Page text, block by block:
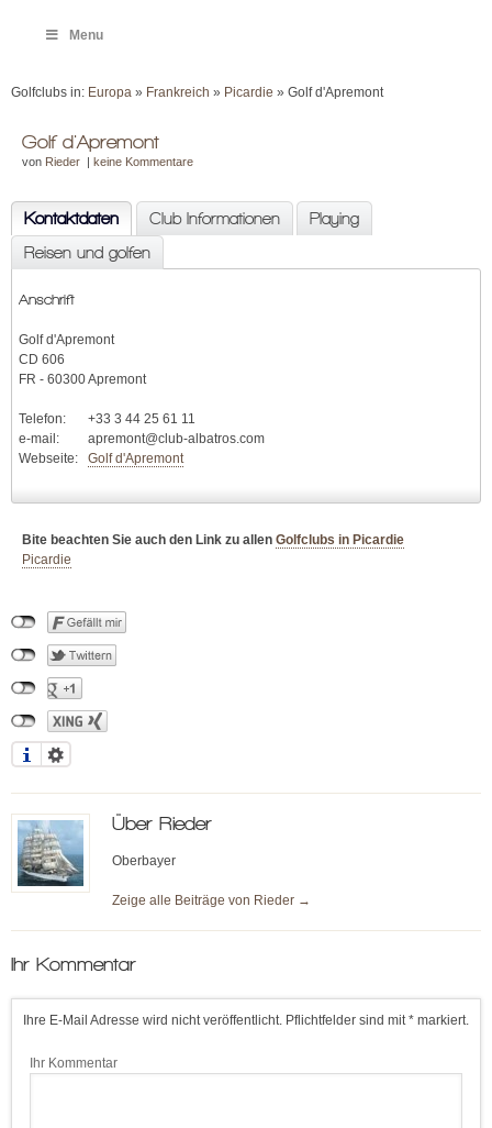
Menu
Golfclubs in: Europa » Frankreich » Picardie » Golf d'Apremont
Golf d'Apremont
von Rieder | keine Kommentare
Kontaktdaten Club Informationen
Playing
Reisen und golfen
Anschrift
Golf d'Apremont
CD 606
FR - 60300 Apremont
Telefon:
+33 3 44 25 61 11
e-mail:
apremont@club-albatros.com
Webseite:
Golf d'Apremont
Bite beachten Sie auch den Link zu allen Golfclubs in Picardie
Picardie
Über Rieder
Oberbayer
Zeige alle Beiträge von Rieder →
Ihr Kommentar
Ihre E-Mail Adresse wird nicht veröffentlicht. Pflichtfelder sind mit * markiert.
Ihr Kommentar